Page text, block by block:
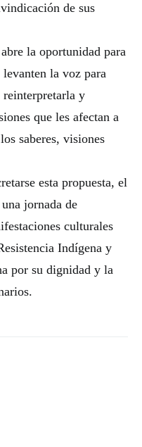
de sus
la oportunidad para
la voz para
reinterpretarla y
que les afectan a
saberes, visiones
esta propuesta, el
jornada de
culturales
Indígena y
por su dignidad y la